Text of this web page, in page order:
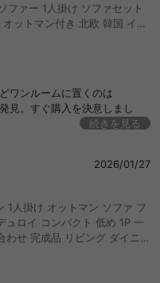
ファー 1人掛け ソファセット
ットマン付き 北欧 韓国 イン
ァ 一人掛け 二人掛けソファー
ワンルームに置くのは
見。すぐ購入を決意しまし
続きを見る
2026/01/27
1人掛け オットマン ソファ フ
ュロイ コンパクト 低め 1P 一
わせ 完成品 リビング ダイニン